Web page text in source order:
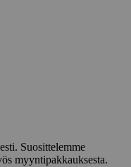
Suosittelemme
myyntipakkauksesta.